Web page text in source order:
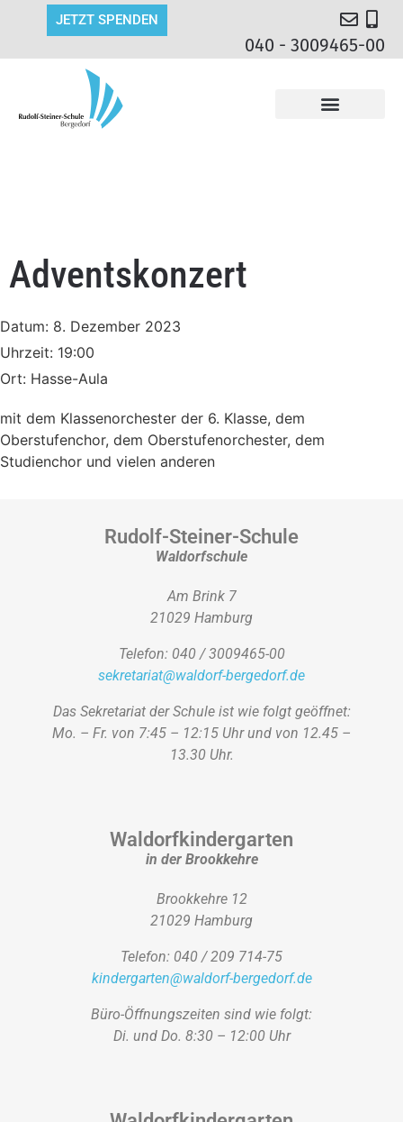
JETZT SPENDEN
040 - 3009465-00
Adventskonzert
Datum: 8. Dezember 2023
Uhrzeit: 19:00
Ort: Hasse-Aula
mit dem Klassenorchester der 6. Klasse, dem
Oberstufenchor, dem Oberstufenorchester, dem
Studienchor und vielen anderen
Rudolf-Steiner-Schule
Waldorfschule
Am Brink 7
21029 Hamburg
Telefon: 040 / 3009465-00
sekretariat@waldorf-bergedorf.de
Das Sekretariat der Schule ist wie folgt geöffnet:
Mo. – Fr. von 7:45 – 12:15 Uhr und von 12.45 –
13.30 Uhr.
Waldorfkindergarten
in der Brookkehre
Brookkehre 12
21029 Hamburg
Telefon: 040 / 209 714-75
kindergarten@waldorf-bergedorf.de
Büro-Öffnungszeiten sind wie folgt:
Di. und Do. 8:30 – 12:00 Uhr